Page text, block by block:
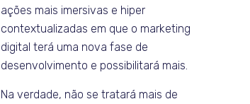
ações mais imersivas e hiper
contextualizadas em que o marketing
digital terá uma nova fase de
desenvolvimento e possibilitará mais.
Na verdade, não se tratará mais de